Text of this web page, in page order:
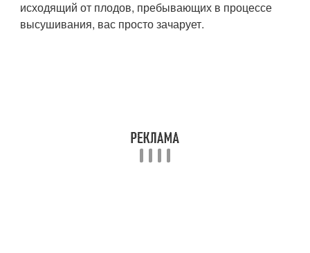
исходящий от плодов, пребывающих в процессе
высушивания, вас просто зачарует.